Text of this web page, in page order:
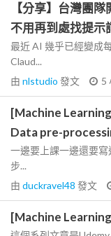
【分享】台灣團
不用再到處找提示
最近 AI 幾乎已經變成
Claud...
由 nlstudio 發文 5
[Machine
Data pre-
一邊要上課一邊還要
步...
由 duckravel48 發文
[Machine